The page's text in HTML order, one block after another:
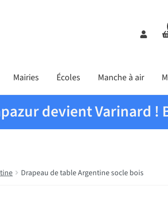
Mairies Écoles Manche à air
devient Varinard !
Drapeau de table Argentine socle bois